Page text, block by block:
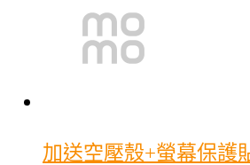
加送空壓殼+螢幕保護